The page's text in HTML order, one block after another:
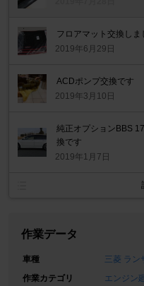
フロアマット交換しま
2019年6月29日
ACDポンプ交換です
2019年3月10日
純正オプションBBS
換です
2019年1月7日
作業データ
車種
三菱 ラン
作業カテゴリ
エンジン